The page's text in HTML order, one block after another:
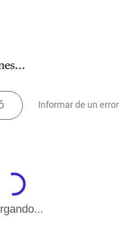
Informar de un error